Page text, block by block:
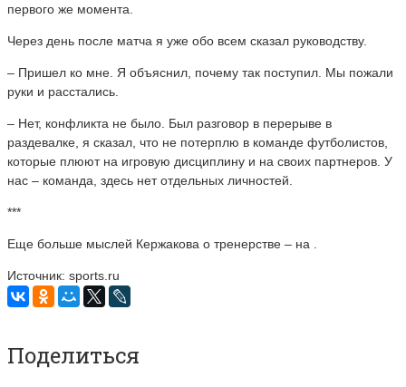
первого же момента.
Через день после матча я уже обо всем сказал руководству.
– Пришел ко мне. Я объяснил, почему так поступил. Мы пожали
руки и расстались.
– Нет, конфликта не было. Был разговор в перерыве в
раздевалке, я сказал, что не потерплю в команде футболистов,
которые плюют на игровую дисциплину и на своих партнеров. У
нас – команда, здесь нет отдельных личностей.
***
Еще больше мыслей Кержакова о тренерстве – на .
Источник: sports.ru
Поделиться